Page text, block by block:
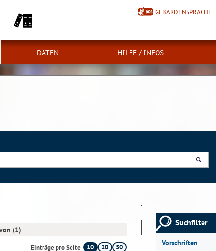
GEBÄRDENSPRACHE
DATEN HILFE / INFOS
(1)
Einträge pro Seite 10 20
50
Suchfilter
Vorschriften